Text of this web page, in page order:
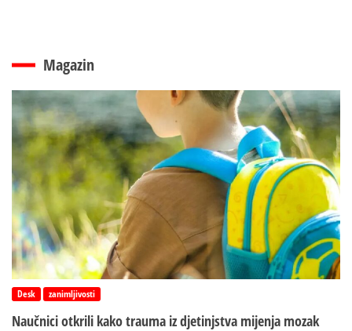
Magazin
Desk zanimljivosti
Naučnici otkrili kako trauma iz d‌jetinjstva mijenja mozak